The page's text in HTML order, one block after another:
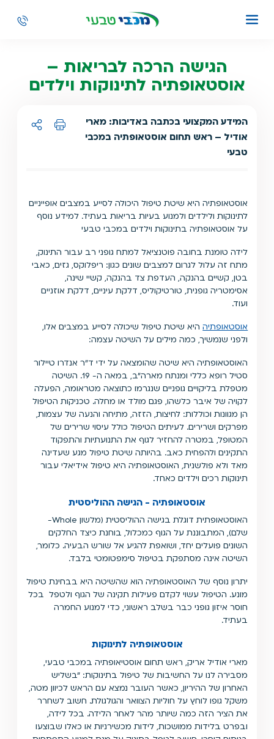
הגישה הרכה לבריאות –
אוסטאופתיה לתינוקות וילדים
המידע המקצועי בכתבה באדיבות: מארי
אודיל – ראש תחום אוסטאופתיה במכבי
טבעי
אוסטאופתיה היא שיטת טיפול היכולה לסייע במצבים אופייניים
לתינוקות ולילדים ולמנוע בעיות בריאות בעתיד. למידע נוסף
על אוסטאופתיה בתינוקות וילדים במכבי טבעי
לידה טומנת בחובה פוטנציאל למתח גופני רב עבור התינוק,
מתח זה עלול לגרום למצבים שונים כגון: ריפלוקס, גזים, כאבי
בטן, קשיים בהנקה, העדפת צד בהנקה, קשיי שינה,
אסימטריה גופנית, טורטיקוליס, דלקת עיניים, דלקת אוזניים
ועוד.
אוסטאופתיההיא שיטת טיפול שיכולה לסייע במצבים אלו,
ולפני שנמשיך, כמה מילים על השיטה עצמה:
האוסטאופתיה היא שיטה שהומצאה על ידי ד״ר אנדרו טיילור
סטיל רופא כללי ומנתח מארה״ב, במאה ה- 19. השיטה
מטפלת בליקויים גופניים שנגרמו כתוצאה מטראומה, הפעלה
לקויה של איבר כלשהו, פגם מולד או מחלה. טכניקות הטיפול
הן מגוונות וכוללות: לחיצות, הזזה, מתיחה והנעה של עצמות,
מפרקים ושרירים. לעיתים הטיפול כולל עיסוי שרירים של
המטופל, במטרה להחזיר לגוף את התנועתיות והתפקוד
התקינים ולהפחית כאב. בהיותה שיטת טיפול מגע שעדינה
מאד ולא פולשנית, האוסטאופתיה היא טיפול אידיאלי עבור
תינוקות רכים וילדים כאחד.
אוסטאופתיה - הגישה ההוליסטית
האוסטאופתית דוגלת בגישה ההוליסטית (מלשון Whole-
שלם), המתבוננת על הגוף כמכלול, בוחנת כיצד החלקים
השונים פועלים יחד, ושואפת להגיע אל שורש הבעיה. כלומר,
השיטה אינה מסתפקת בטיפול סימפטומטי בלבד.
יתרון נוסף של האוסטאופתיה הוא שהשיטה היא בבחינת טיפול
מונע. הטיפול עשוי לקדם פעילות תקינה של הגוף ולטפל בכל
חוסר איזון גופני כבר בשלב ראשוני, כדי למנוע החמרה
בעתיד.
אוסטאופתיה לתינוקות
מארי אודיל אריק, ראש תחום אוסטיאופתיה במכבי טבעי,
מסבירה לנו על החשיבות של טיפול בתינוקות: ״בשליש
האחרון של ההיריון, כאשר העובר נמצא עם הראש לכיוון מטה,
משקל גופו לוחץ על חוליות הצוואר והגולגולת. חשוב לשחרר
את הציר הזה כמה שיותר מהר לאחר הלידה. בכל לידה,
ובפרט בלידות ממושכות, לידות מכשירניות או כאלו שבוצעו